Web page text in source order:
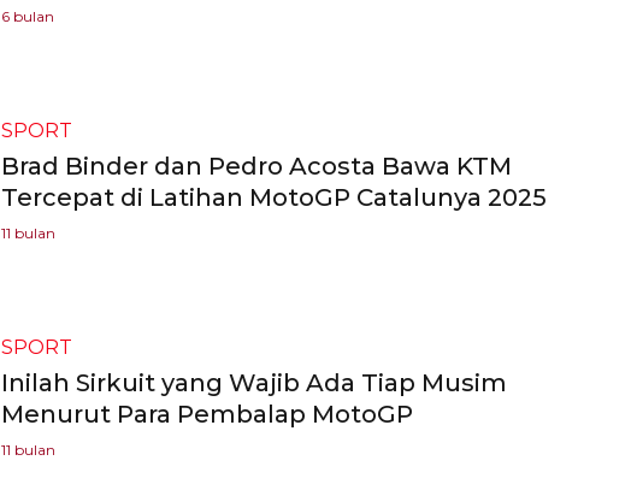
6 bulan
SPORT
Brad Binder dan Pedro Acosta Bawa KTM
Tercepat di Latihan MotoGP Catalunya 2025
11 bulan
SPORT
Inilah Sirkuit yang Wajib Ada Tiap Musim
Menurut Para Pembalap MotoGP
11 bulan